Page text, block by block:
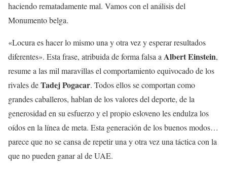
haciendo rematadamente mal. Vamos con el análisis del
Monumento belga.
«Locura es hacer lo mismo una y otra vez y esperar resultados
diferentes». Esta frase, atribuida de forma falsa a Albert Einstein,
resume a las mil maravillas el comportamiento equivocado de los
rivales deTadej Pogacar. Todos ellos se comportan como
grandes caballeros, hablan de los valores del deporte, de la
generosidad en su esfuerzo y el propio esloveno les endulza los
oídos en la línea de meta. Esta generación de los buenos modos…
parece que no se cansa de repetir una y otra vez una táctica con la
que no pueden ganar al de UAE.